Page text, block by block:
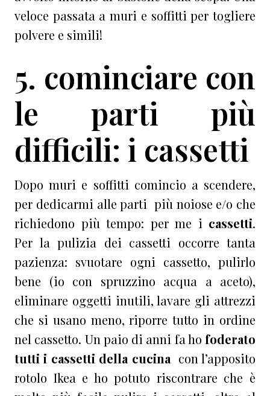
veloce passata a muri e soffitti per togliere
polvere e simili!
5. cominciare con
le parti più
difficili: i cassetti
Dopo muri e soffitti comincio a scendere,
per dedicarmi alle parti più noiose e/o che
richiedono più tempo: per me i cassetti.
Per la pulizia dei cassetti occorre tanta
pazienza: svuotare ogni cassetto, pulirlo
bene (io con spruzzino acqua a aceto),
eliminare oggetti inutili, lavare gli attrezzi
che si usano meno, riporre tutto in ordine
nel cassetto. Un paio di anni fa ho foderato
tutti i cassetti della cucina con l’apposito
rotolo Ikea e ho potuto riscontrare che è